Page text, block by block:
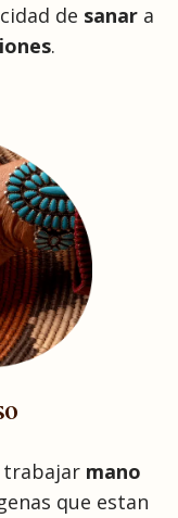
de sanara
.
trabajar mano
que estan